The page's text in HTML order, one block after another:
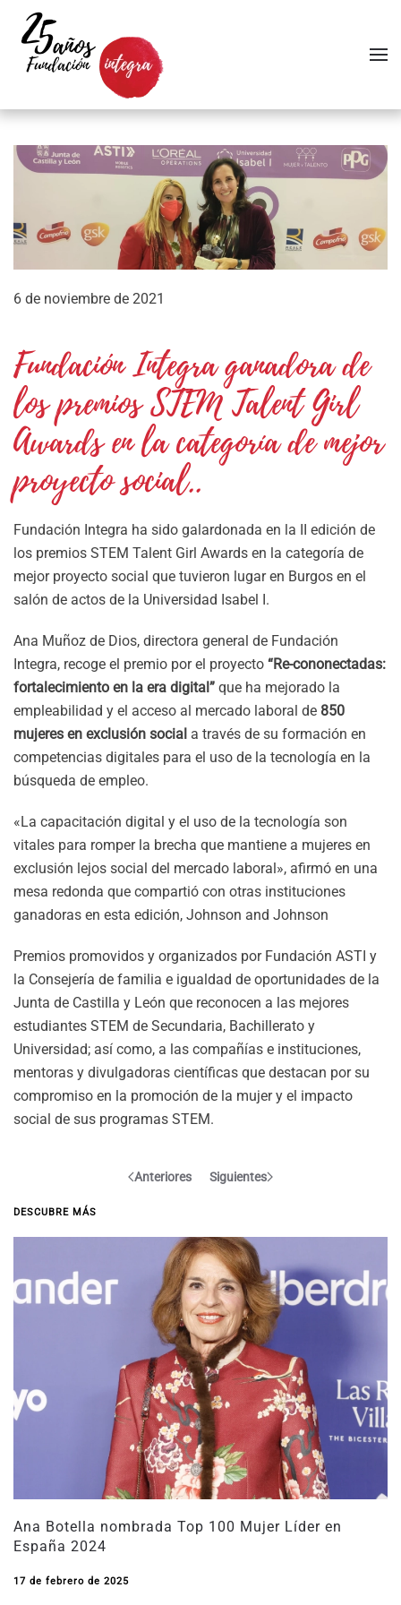
Skip to main content
6 de noviembre de 2021
Fundación Integra ganadora de
los premios STEM Talent Girl
Awards en la categoría de mejor
proyecto social..
Fundación Integra ha sido galardonada en la II edición de
los premios STEM Talent Girl Awards en la categoría de
mejor proyecto social que tuvieron lugar en Burgos en el
salón de actos de la Universidad Isabel I.
Ana Muñoz de Dios, directora general de Fundación
Integra, recoge el premio por el proyecto “Re-cononectadas:
fortalecimiento en la era digital” que ha mejorado la
empleabilidad y el acceso al mercado laboral de 850
mujeres en exclusión social a través de su formación en
competencias digitales para el uso de la tecnología en la
búsqueda de empleo.
«La capacitación digital y el uso de la tecnología son
vitales para romper la brecha que mantiene a mujeres en
exclusión lejos social del mercado laboral», afirmó en una
mesa redonda que compartió con otras instituciones
ganadoras en esta edición, Johnson and Johnson
Premios promovidos y organizados por Fundación ASTI y
la Consejería de familia e igualdad de oportunidades de la
Junta de Castilla y León que reconocen a las mejores
estudiantes STEM de Secundaria, Bachillerato y
Universidad; así como, a las compañías e instituciones,
mentoras y divulgadoras científicas que destacan por su
compromiso en la promoción de la mujer y el impacto
social de sus programas STEM.
Anteriores Siguientes
DESCUBRE MÁS
Ana Botella nombrada Top 100 Mujer Líder en
España 2024
17 de febrero de 2025